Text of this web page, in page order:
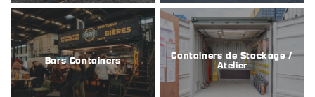
Bars Containers Containers de Stockage /
Atelier